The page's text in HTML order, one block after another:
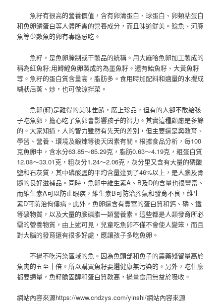
魚籽有很高的營養價值，含有卵清蛋白、球蛋白、卵類粘蛋白
和魚卵鱗蛋白等人體所需的營養成分，而且味道鮮美。鯰魚、河豚
魚等少數魚的卵有毒應忌吃。
魚籽，是魚卵腌制或干製品的統稱。用大麻哈魚卵加工製成的
稱為紅魚籽;用鱘鰉魚卵製成的為墨魚籽。還有鮐魚籽、大黃魚籽
等。魚籽的蛋白質含量高，脂肪多。食用時加配料和適量的水攪成
糊狀后蒸、炒，也可做涼拌菜。
魚卵(籽)是難得的美味隹餚，席上珍品，但有的人卻不敢給孩
子吃魚卵，擔心吃了魚卵會影響孩子的智力。其實這種顧慮是多餘
的。大家知道，人的智力雖然有先天的差別，但主要還是與教育、
學習、營養、環境及鍛煉等後天因素有關。根據食品分析，每100
克魚卵中，含水分63.85～85.29克，脂肪0.63～4.19克，粗蛋白質
12.08～33.01克，粗灰分1.24～2.06克，灰分里又含有大量的磷酸
鹽和石灰質，其中磷酸鹽的平均含量達到了46%以上，是人腦及骨
髓的良好滋補品。同時，魚卵中維生素A、B及D的含量也很豐富、
而維生素A可以防止眼疾，維生素B可防治腳氣和發育不良，維生
素D可防治佝僂病。此外，魚卵還含有豐富的蛋白質和鈣、磷、鐵
等礦物質，以及大量的腦磷脂一類營養素。這些都是人類發育所必
需的營養物質，由上述可見，兒童吃魚卵不僅不會使人變笨，而且
對大腦的發育還有很多好處，應讓孩子多吃魚卵。
不過不吃污染區域的魚。因為魚頭部和魚子的農藥殘留量高於
魚肉的五至十倍。所以購買魚籽要選健康無污染的。另外，吃什麼
都要適量，魚籽膽固醇和蛋白質教高，過量食用無益於吸收。
網站內容來源https://www.cndzys.com/yinshi/網站內容來源